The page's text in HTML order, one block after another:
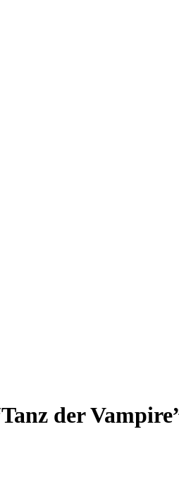
der